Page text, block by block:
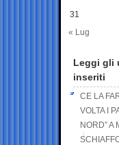
31
« Lug
Leggi gli
inseriti
CE LA
VOLTA I
NORD” A